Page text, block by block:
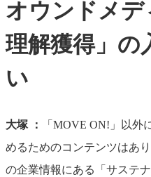
オウンドメデ
理解獲得」の
い
大塚 ：
「MOVE ON!」以外
めるためのコンテンツはあ
の企業情報にある「サステ